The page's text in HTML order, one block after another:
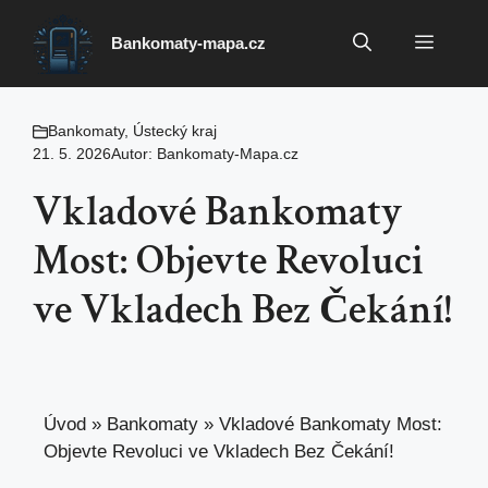
obsah
Bankomaty-mapa.cz Menu
Bankomaty, Ústecký kraj
21. 5. 2026Autor: Bankomaty-Mapa.cz
Vkladové Bankomaty
Most: Objevte Revoluci
ve Vkladech Bez Čekání!
Úvod » Bankomaty » Vkladové Bankomaty Most:
Objevte Revoluci ve Vkladech Bez Čekání!